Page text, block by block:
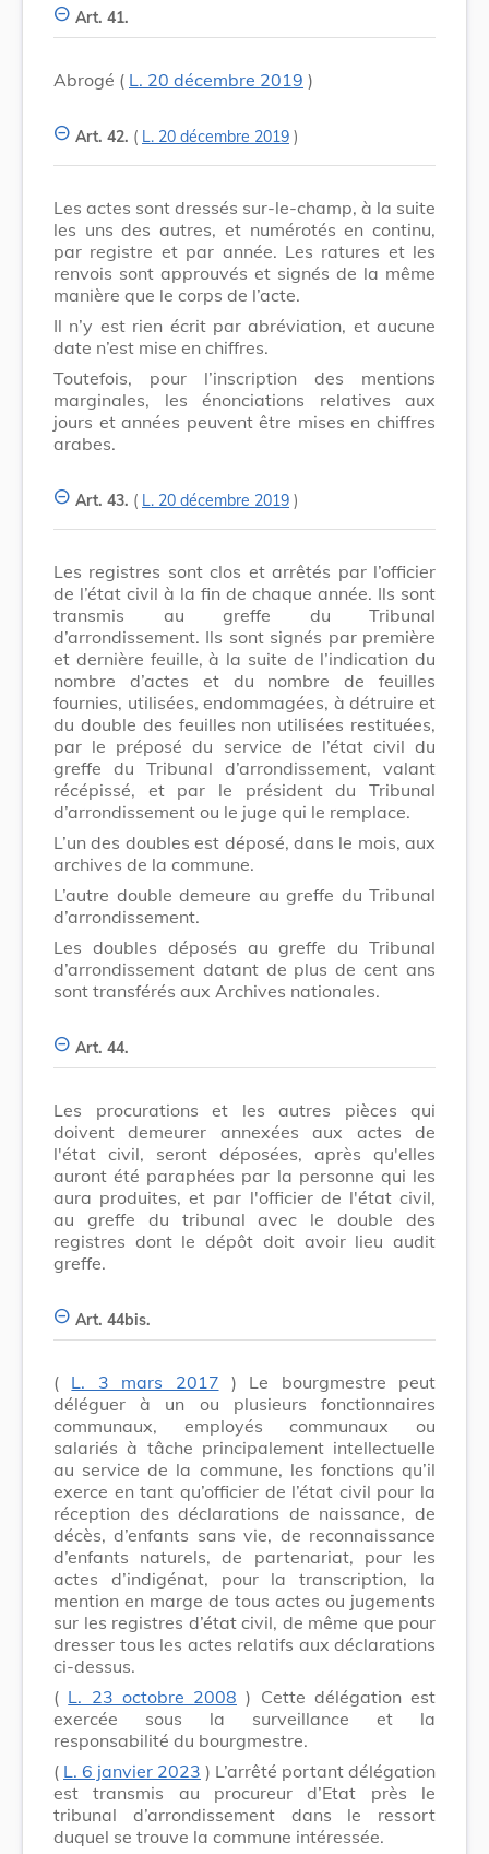
Art. 41.
Abrogé ( L. 20 décembre 2019 )
Art. 42. ( L. 20 décembre 2019 )
Les actes sont dressés sur-le-champ, à la suite
les uns des autres, et numérotés en continu,
par registre et par année. Les ratures et les
renvois sont approuvés et signés de la même
manière que le corps de l’acte.
Il n’y est rien écrit par abréviation, et aucune
date n’est mise en chiffres.
Toutefois, pour l’inscription des mentions
marginales, les énonciations relatives aux
jours et années peuvent être mises en chiffres
arabes.
Art. 43. ( L. 20 décembre 2019 )
Les registres sont clos et arrêtés par l’officier
de l’état civil à la fin de chaque année. Ils sont
transmis au greffe du Tribunal
d’arrondissement. Ils sont signés par première
et dernière feuille, à la suite de l’indication du
nombre d’actes et du nombre de feuilles
fournies, utilisées, endommagées, à détruire et
du double des feuilles non utilisées restituées,
par le préposé du service de l’état civil du
greffe du Tribunal d’arrondissement, valant
récépissé, et par le président du Tribunal
d’arrondissement ou le juge qui le remplace.
L’un des doubles est déposé, dans le mois, aux
archives de la commune.
L’autre double demeure au greffe du Tribunal
d’arrondissement.
Les doubles déposés au greffe du Tribunal
d’arrondissement datant de plus de cent ans
sont transférés aux Archives nationales.
Art. 44.
Les procurations et les autres pièces qui
doivent demeurer annexées aux actes de
l'état civil, seront déposées, après qu'elles
auront été paraphées par la personne qui les
aura produites, et par l'officier de l'état civil,
au greffe du tribunal avec le double des
registres dont le dépôt doit avoir lieu audit
greffe.
Art. 44bis.
( L. 3 mars 2017 ) Le bourgmestre peut
déléguer à un ou plusieurs fonctionnaires
communaux, employés communaux ou
salariés à tâche principalement intellectuelle
au service de la commune, les fonctions qu’il
exerce en tant qu’officier de l’état civil pour la
réception des déclarations de naissance, de
décès, d’enfants sans vie, de reconnaissance
d’enfants naturels, de partenariat, pour les
actes d’indigénat, pour la transcription, la
mention en marge de tous actes ou jugements
sur les registres d’état civil, de même que pour
dresser tous les actes relatifs aux déclarations
ci-dessus.
( L. 23 octobre 2008 ) Cette délégation est
exercée sous la surveillance et la
responsabilité du bourgmestre.
( L. 6 janvier 2023 ) L’arrêté portant délégation
est transmis au procureur d’Etat près le
tribunal d’arrondissement dans le ressort
duquel se trouve la commune intéressée.